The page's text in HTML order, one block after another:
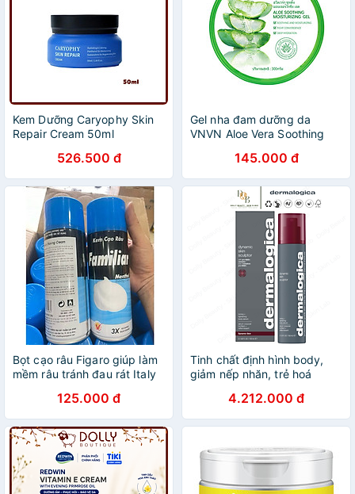
Kem Dưỡng Caryophy Skin
Repair Cream 50ml
526.500 đ
Gel nha đam dưỡng da
VNVN Aloe Vera Soothing
145.000 đ
Bọt cạo râu Figaro giúp làm
mềm râu tránh đau rát Italy
125.000 đ
Tinh chất định hình body,
giảm nếp nhăn, trẻ hoá
Serum siêu bóng loáng phù
hợp với mọi loại da của
Dermalogica
4.212.000 đ